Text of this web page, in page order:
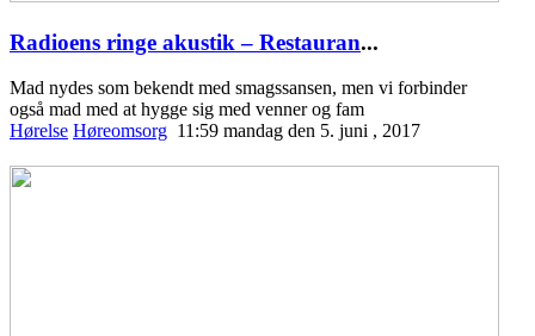
Radioens ringe akustik – Restauran...
Mad nydes som bekendt med smagssansen, men vi forbinder
også mad med at hygge sig med venner og fam
Hørelse Høreomsorg 11:59 mandag den 5. juni , 2017